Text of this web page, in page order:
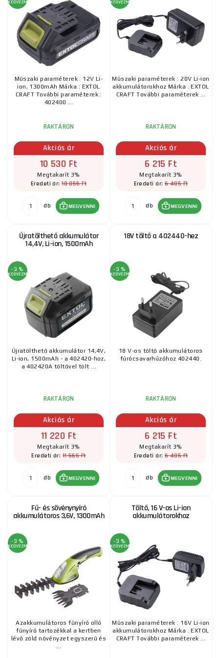
KEDVEZMÉNY
Műszaki paraméterek : 12V Li-
ion, 1300mAh Márka : EXTOL
CRAFT További paraméterek :
402400 ...
RAKTÁRON
Akciós ár
10 530 Ft
Megtakarít 3%
Eredeti ár:10 855 Ft
db MEGVENNI
KEDVEZMÉNY
Műszaki paraméterek : 20V Li-ion
akkumulátorokhoz Márka : EXTOL
CRAFT További paraméterek ...
RAKTÁRON
Akciós ár
6 215 Ft
Megtakarít 3%
Eredeti ár:6 405 Ft
db MEGVENNI
Újratölthető akkumulátor
14,4V, Li-ion, 1500mAh
-3 %
KEDVEZMÉNY
Újratölthető akkumulátor 14,4V,
Li-ion, 1500mAh - a 402420-hoz,
a 402420A töltővel tölt ...
RAKTÁRON
Akciós ár
11 220 Ft
Megtakarít 3%
Eredeti ár:11 565 Ft
db MEGVENNI
18V töltő a 402440-hez
-3 %
KEDVEZMÉNY
18 V-os töltő akkumulátoros
fúrócsavarhúzóhoz 402440.
RAKTÁRON
Akciós ár
6 215 Ft
Megtakarít 3%
Eredeti ár:6 405 Ft
db MEGVENNI
Fű- és sövénynyíró
akkumulátoros 3,6V, 1300mAh
-3 %
KEDVEZMÉNY
Azakkumulátoros fűnyíró olló
fűnyíró tartozékkal a kertben
lévő zöld növényzet egyszerű és
...
Töltő, 16 V-os Li-ion
akkumulátorokhoz
-3 %
KEDVEZMÉNY
Műszaki paraméterek : 16V Li-ion
akkumulátorokhoz Márka : EXTOL
CRAFT További paraméterek ...